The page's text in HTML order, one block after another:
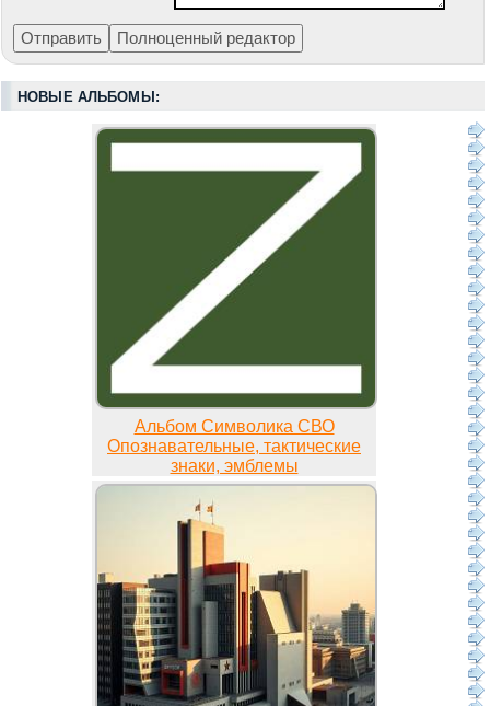
НОВЫЕ АЛЬБОМЫ:
Альбом Символика СВО
Опознавательные, тактические
знаки, эмблемы